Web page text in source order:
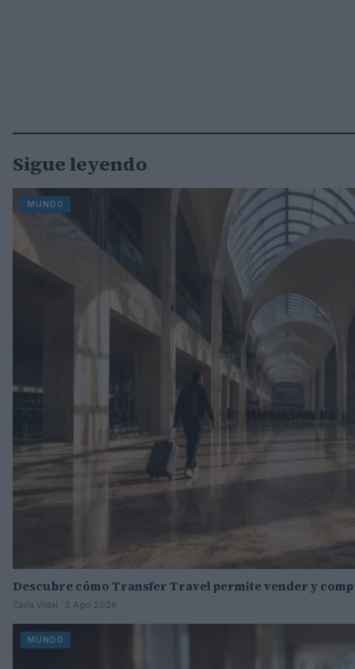
Sigue leyendo
MUNDO
Descubre cómo Transfer Travel permite vender y
Carla Vidal · 5 Ago 2026
MUNDO